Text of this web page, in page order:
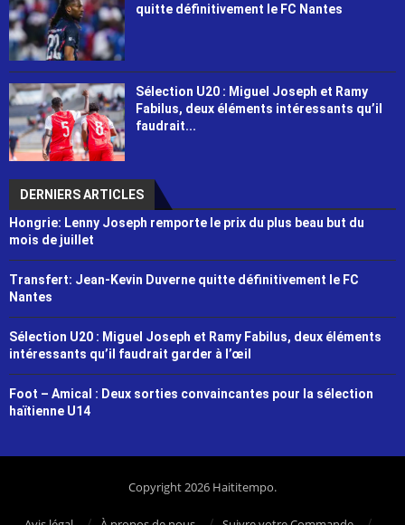
quitte définitivement le FC Nantes
Sélection U20 : Miguel Joseph et Ramy
Fabilus, deux éléments intéressants qu’il
faudrait...
DERNIERS ARTICLES
Hongrie: Lenny Joseph remporte le prix du plus beau but du
mois de juillet
Transfert: Jean-Kevin Duverne quitte définitivement le FC
Nantes
Sélection U20 : Miguel Joseph et Ramy Fabilus, deux éléments
intéressants qu’il faudrait garder à l’œil
Foot – Amical : Deux sorties convaincantes pour la sélection
haïtienne U14
Copyright 2026 Haititempo.